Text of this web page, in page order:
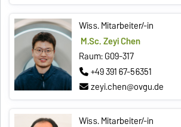
Wiss. Mitarbeiter/-in
M.Sc. Zeyi Chen
Raum: G09-317
+49 391 67-56351
zeyi.chen@ovgu.de
Wiss. Mitarbeiter/-in